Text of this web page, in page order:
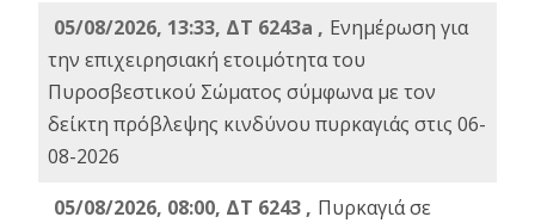
05/08/2026, 13:33, ΔΤ 6243a , Ενημέρωση για
την επιχειρησιακή ετοιμότητα του
Πυροσβεστικού Σώματος σύμφωνα με τον
δείκτη πρόβλεψης κινδύνου πυρκαγιάς στις 06-
08-2026
05/08/2026, 08:00, ΔΤ 6243 , Πυρκαγιά σε